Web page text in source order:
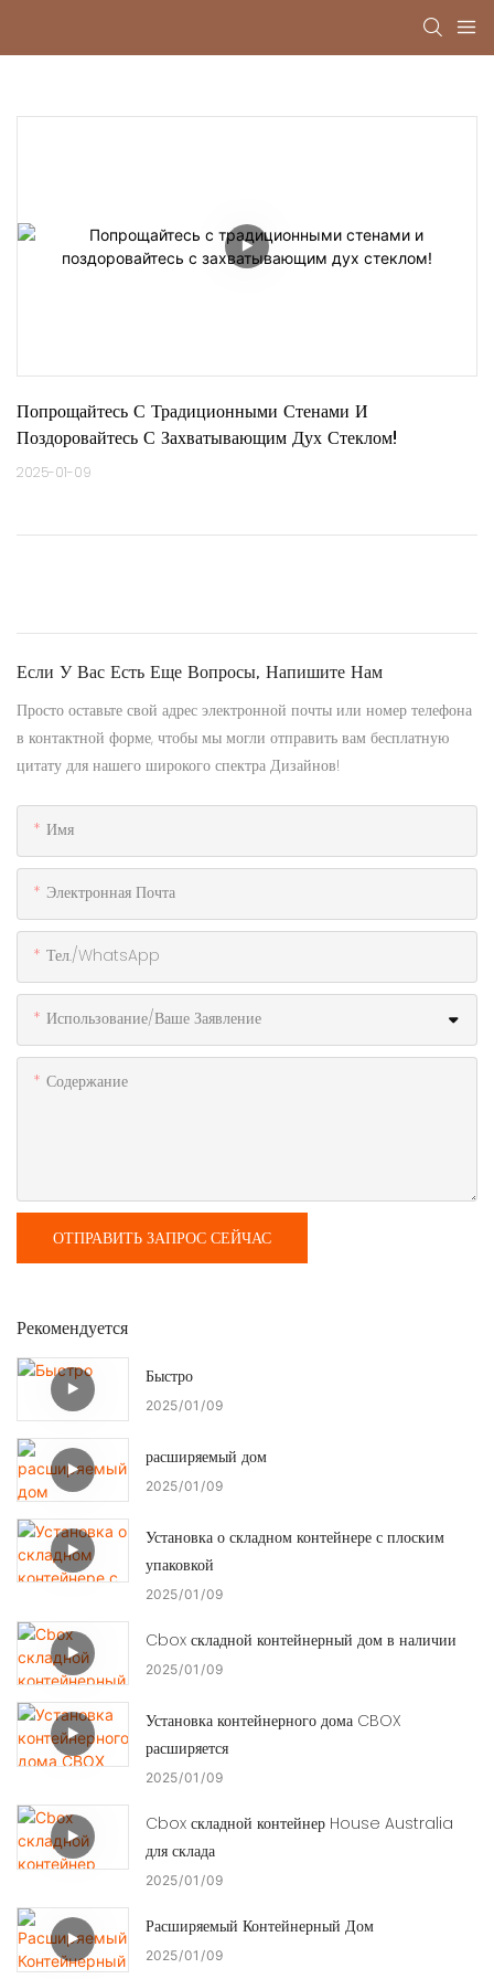
Попрощайтесь С Традиционными Стенами И
Поздоровайтесь С Захватывающим Дух Стеклом!
2025-01-09
Если У Вас Есть Еще Вопросы, Напишите Нам
Просто оставьте свой адрес электронной почты или номер телефона
в контактной форме, чтобы мы могли отправить вам бесплатную
цитату для нашего широкого спектра Дизайнов!
Имя
Электронная Почта
Тел./WhatsApp
Использование/ваше Заявление
Содержание
ОТПРАВИТЬ ЗАПРОС СЕЙЧАС
Рекомендуется
Быстро
2025 01 09
расширяемый дом
2025 01 09
Установка о складном контейнере с плоским
упаковкой
2025 01 09
Cbox складной контейнерный дом в наличии
2025 01 09
Установка контейнерного дома CBOX
расширяется
2025 01 09
Cbox складной контейнер House Australia
для склада
2025 01 09
Расширяемый Контейнерный Дом
2025 01 09